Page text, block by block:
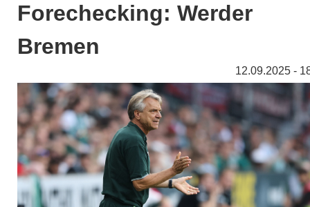
Forechecking: Werder
Bremen
12.09.2025 -